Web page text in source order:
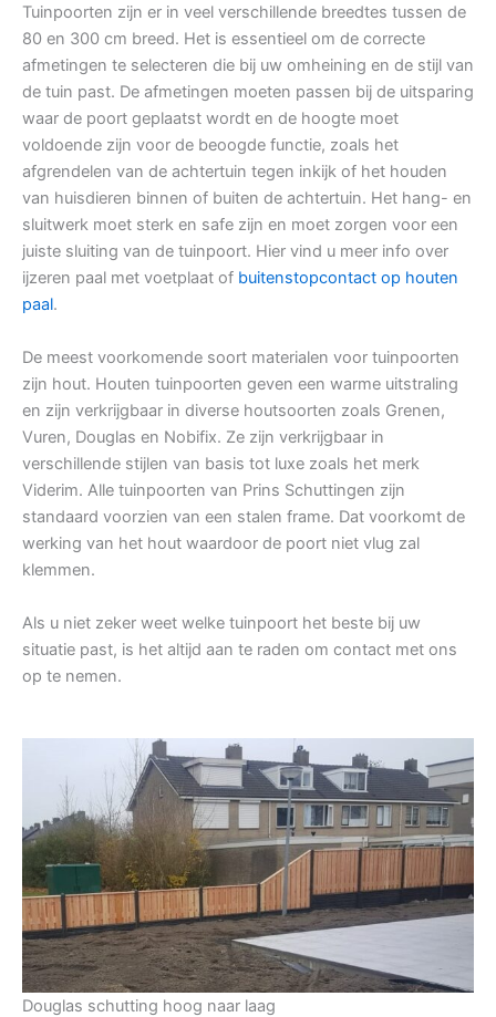
Tuinpoorten zijn er in veel verschillende breedtes tussen de
80 en 300 cm breed. Het is essentieel om de correcte
afmetingen te selecteren die bij uw omheining en de stijl van
de tuin past. De afmetingen moeten passen bij de uitsparing
waar de poort geplaatst wordt en de hoogte moet
voldoende zijn voor de beoogde functie, zoals het
afgrendelen van de achtertuin tegen inkijk of het houden
van huisdieren binnen of buiten de achtertuin. Het hang- en
sluitwerk moet sterk en safe zijn en moet zorgen voor een
juiste sluiting van de tuinpoort. Hier vind u meer info over
ijzeren paal met voetplaat of buitenstopcontact op houten
paal.
De meest voorkomende soort materialen voor tuinpoorten
zijn hout. Houten tuinpoorten geven een warme uitstraling
en zijn verkrijgbaar in diverse houtsoorten zoals Grenen,
Vuren, Douglas en Nobifix. Ze zijn verkrijgbaar in
verschillende stijlen van basis tot luxe zoals het merk
Viderim. Alle tuinpoorten van Prins Schuttingen zijn
standaard voorzien van een stalen frame. Dat voorkomt de
werking van het hout waardoor de poort niet vlug zal
klemmen.
Als u niet zeker weet welke tuinpoort het beste bij uw
situatie past, is het altijd aan te raden om contact met ons
op te nemen.
Douglas schutting hoog naar laag